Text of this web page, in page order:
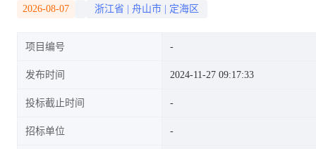
2026-08-07 浙江省 舟山市 定海区
项目编号
发布时间 2024-11-27 09:17:33
投标截止时间
招标单位